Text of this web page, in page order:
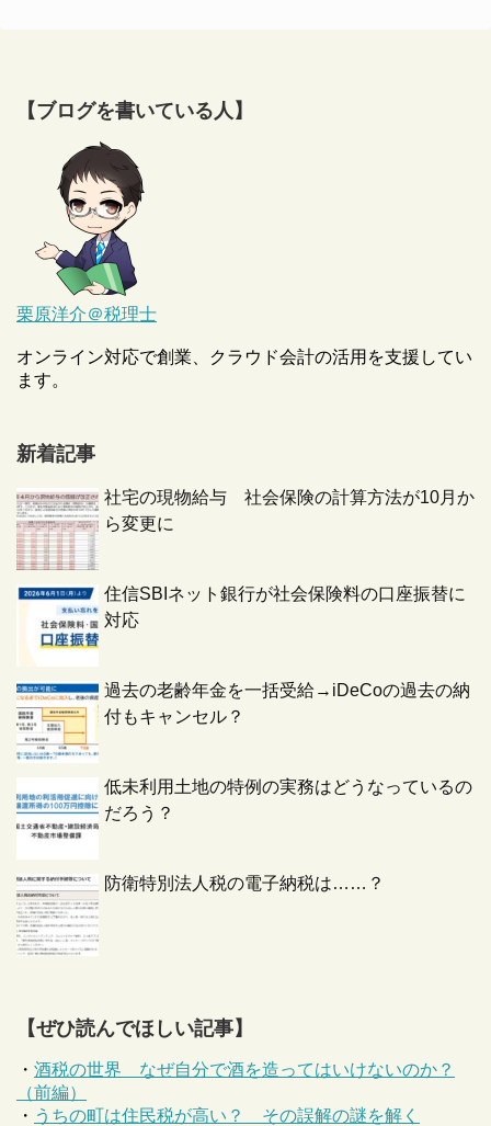
【ブログを書いている人】
栗原洋介＠税理士
オンライン対応で創業、クラウド会計の活用を支援してい
ます。
新着記事
社宅の現物給与 社会保険の計算方法が10月か
ら変更に
住信SBIネット銀行が社会保険料の口座振替に
対応
過去の老齢年金を一括受給→iDeCoの過去の納
付もキャンセル？
低未利用土地の特例の実務はどうなっているの
だろう？
防衛特別法人税の電子納税は……？
【ぜひ読んでほしい記事】
・ 酒税の世界 なぜ自分で酒を造ってはいけないのか？
（前編）
・ うちの町は住民税が高い？ その誤解の謎を解く